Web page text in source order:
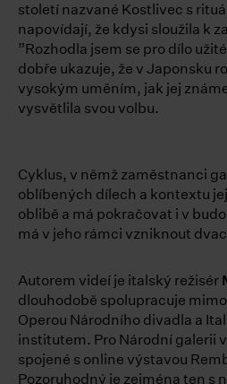
století nazvané Kostlivec s
napovídají, že kdysi sloužila k
”Rozhodla jsem se pro dílo
dobře ukazuje, že v Japonsku
vysokým uměním, jak jej
vysvětlila svou volbu.
Cyklus, v němž zaměstnanci
oblíbených dílech a kontextu
oblibě a má pokračovat i v
má v jeho rámci vzniknout
Autorem videí je italský režisér
dlouhodobě spolupracuje
Operou Národního divadla a
institutem. Pro Národní galerii
spojené s online výstavou
Pozoruhodný je zejména ten s